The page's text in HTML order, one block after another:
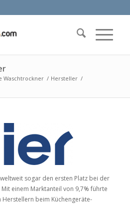
Waschtrockner / Hersteller /
sogar den ersten Platz bei der
einem Marktanteil von 9,7% führte
beim Küchengeräte-